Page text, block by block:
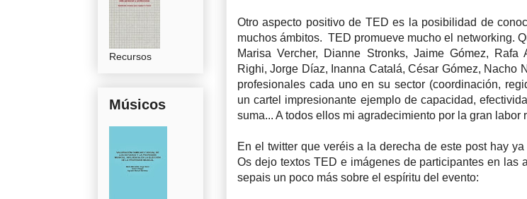
Otro aspecto positivo de TED es la posibilidad de
muchos ámbitos. TED promueve mucho el networking.
Marisa Vercher, Dianne Stronks, Jaime Gómez, Rafa
Righi, Jorge Díaz, Inanna Catalá, César Gómez, Nacho
profesionales cada uno en su sector (coordinación,
un cartel impresionante ejemplo de capacidad,
suma... A todos ellos mi agradecimiento por la gran labor
En el twitter que veréis a la derecha de este post hay
Os dejo textos TED e imágenes de participantes en las
sepais un poco más sobre el espíritu del evento:
Recursos
Músicos